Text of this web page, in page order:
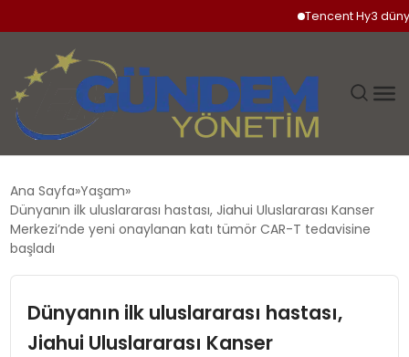
Tencent Hy3 dünya
SIYASET
DÜNYA
EKONOMI
Ana Sayfa Yaşam
Dünyanın ilk uluslararası hastası, Jiahui Uluslararası Kanser
Merkezi’nde yeni onaylanan katı tümör CAR-T tedavisine
başladı
Dünyanın ilk uluslararası hastası,
Jiahui Uluslararası Kanser